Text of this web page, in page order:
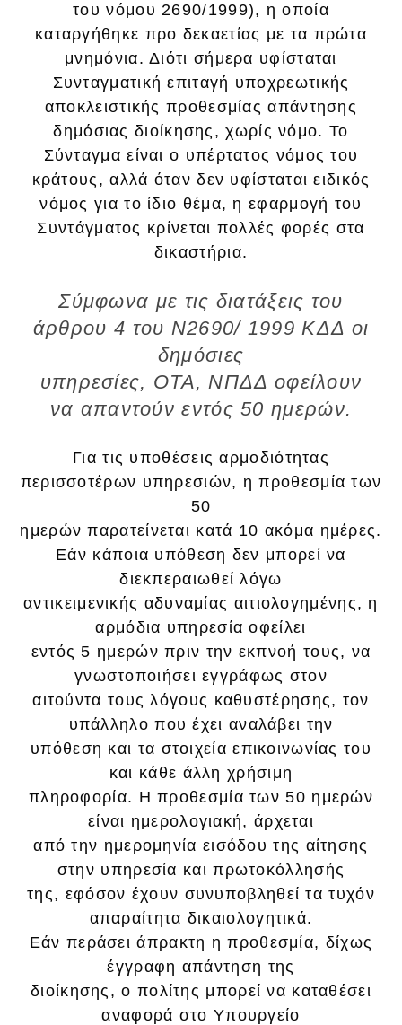
του νόμου 2690/1999), η οποία
καταργήθηκε προ δεκαετίας με τα πρώτα
μνημόνια. Διότι σήμερα υφίσταται
Συνταγματική επιταγή υποχρεωτικής
αποκλειστικής προθεσμίας απάντησης
δημόσιας διοίκησης, χωρίς νόμο. Το
Σύνταγμα είναι ο υπέρτατος νόμος του
κράτους, αλλά όταν δεν υφίσταται ειδικός
νόμος για το ίδιο θέμα, η εφαρμογή του
Συντάγματος κρίνεται πολλές φορές στα
δικαστήρια.
Σύμφωνα με τις διατάξεις του
άρθρου 4 του Ν2690/ 1999 ΚΔΔ οι
δημόσιες
υπηρεσίες, ΟΤΑ, ΝΠΔΔ οφείλουν
να απαντούν εντός 50 ημερών.
Για τις υποθέσεις αρμοδιότητας
περισσοτέρων υπηρεσιών, η προθεσμία των
50
ημερών παρατείνεται κατά 10 ακόμα ημέρες.
Εάν κάποια υπόθεση δεν μπορεί να
διεκπεραιωθεί λόγω
αντικειμενικής αδυναμίας αιτιολογημένης, η
αρμόδια υπηρεσία οφείλει
εντός 5 ημερών πριν την εκπνοή τους, να
γνωστοποιήσει εγγράφως στον
αιτούντα τους λόγους καθυστέρησης, τον
υπάλληλο που έχει αναλάβει την
υπόθεση και τα στοιχεία επικοινωνίας του
και κάθε άλλη χρήσιμη
πληροφορία. Η προθεσμία των 50 ημερών
είναι ημερολογιακή, άρχεται
από την ημερομηνία εισόδου της αίτησης
στην υπηρεσία και πρωτοκόλλησής
της, εφόσον έχουν συνυποβληθεί τα τυχόν
απαραίτητα δικαιολογητικά.
Εάν περάσει άπρακτη η προθεσμία, δίχως
έγγραφη απάντηση της
διοίκησης, ο πολίτης μπορεί να καταθέσει
αναφορά στο Υπουργείο